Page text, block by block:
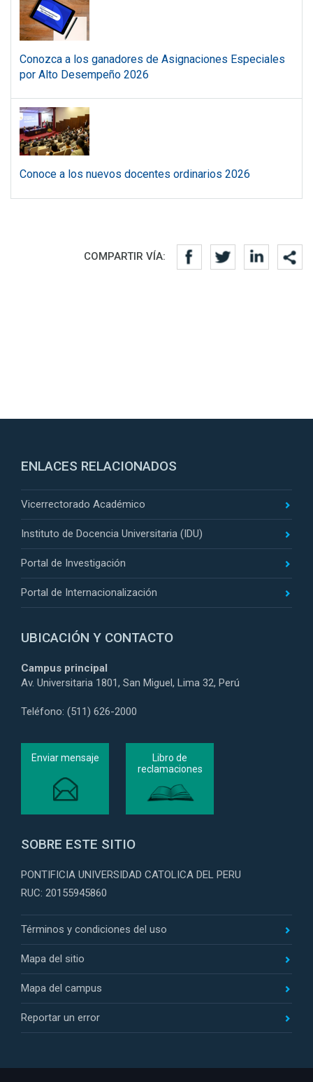
Conozca a los ganadores de Asignaciones Especiales
por Alto Desempeño 2026
Conoce a los nuevos docentes ordinarios 2026
Redes sociales
COMPARTIR VÍA:
ENLACES RELACIONADOS
Vicerrectorado Académico
Instituto de Docencia Universitaria (IDU)
Portal de Investigación
Portal de Internacionalización
UBICACIÓN Y CONTACTO
Campus principal
Av. Universitaria 1801, San Miguel, Lima 32, Perú
Teléfono: (511) 626-2000
Enviar mensaje
Libro de
reclamaciones
SOBRE ESTE SITIO
PONTIFICIA UNIVERSIDAD CATOLICA DEL PERU
RUC: 20155945860
Términos y condiciones del uso
Mapa del sitio
Mapa del campus
Reportar un error